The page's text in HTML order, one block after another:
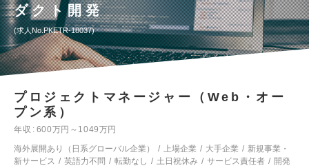
ダクト開発
求人No.PKETR-18037
プロジェクトマネージャー（Web・オー
プン系）
年収
600万円～1049万円
海外展開あり（日系グローバル企業）
上場企業 大手企業
新規事業・
新サービス
英語力不問 転勤なし 土日祝休み サービス責任者
開発